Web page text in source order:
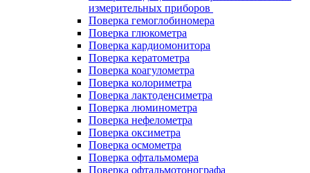
измерительных приборов
Поверка гемоглобиномера
Поверка глюкометра
Поверка кардиомонитора
Поверка кератометра
Поверка коагулометра
Поверка колориметра
Поверка лактоденсиметра
Поверка люминометра
Поверка нефелометра
Поверка оксиметра
Поверка осмометра
Поверка офтальмомера
Поверка офтальмотонографа